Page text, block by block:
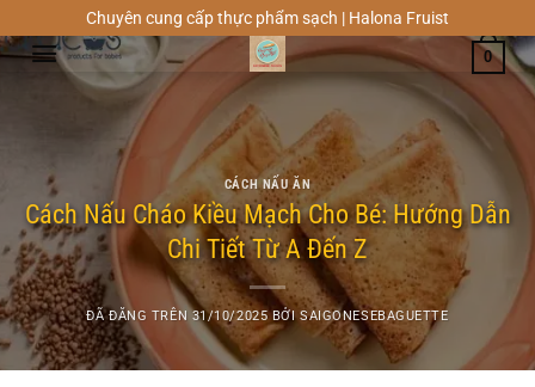
đến
Chuyên cung cấp thực phẩm sạch | Halona Fruist
0
CÁCH NẤU ĂN
Cách Nấu Cháo Kiều Mạch Cho Bé: Hướng Dẫn
Chi Tiết Từ A Đến Z
ĐÃ ĐĂNG TRÊN 31/10/2025 BỞISAIGONESEBAGUETTE